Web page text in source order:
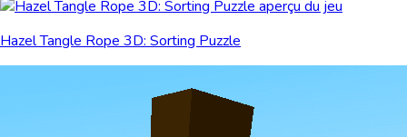
Hazel Tangle Rope 3D: Sorting Puzzle